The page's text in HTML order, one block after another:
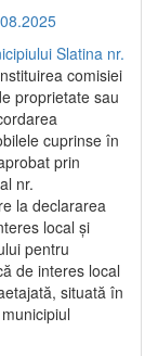
Slatina nr.
comisiei
proprietate sau
cuprinse în
prin
nr.
la declararea
local și
pentru
de interes local
situată în